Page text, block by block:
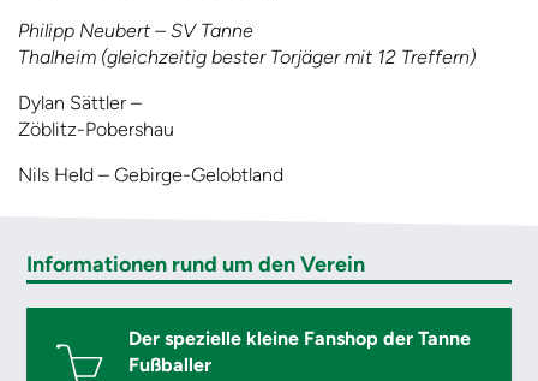
Philipp Neubert – SV Tanne
Thalheim (gleichzeitig bester Torjäger mit 12 Treffern)
Dylan Sättler –
Zöblitz-Pobershau
Nils Held – Gebirge-Gelobtland
Informationen rund um den Verein
Der spezielle kleine Fanshop der Tanne
Fußballer